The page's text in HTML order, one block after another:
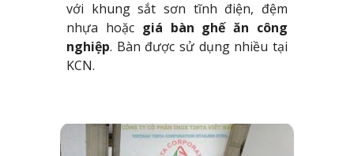
với khung sắt sơn tĩnh điện, đệm
nhựa hoặc giá bàn ghế ăn công
nghiệp. Bàn được sử dụng nhiều tại
KCN.